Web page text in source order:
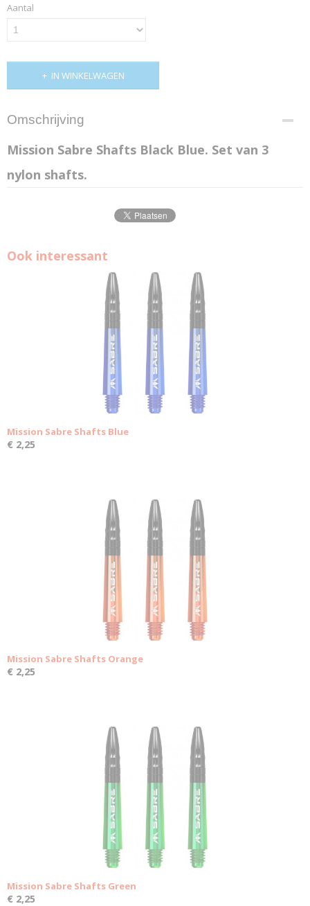
Aantal
IN WINKELWAGEN
Omschrijving
Mission Sabre Shafts Black Blue. Set van 3
nylon shafts.
Ook interessant
Mission Sabre Shafts Blue
€ 2,25
Mission Sabre Shafts Orange
€ 2,25
Mission Sabre Shafts Green
€ 2,25